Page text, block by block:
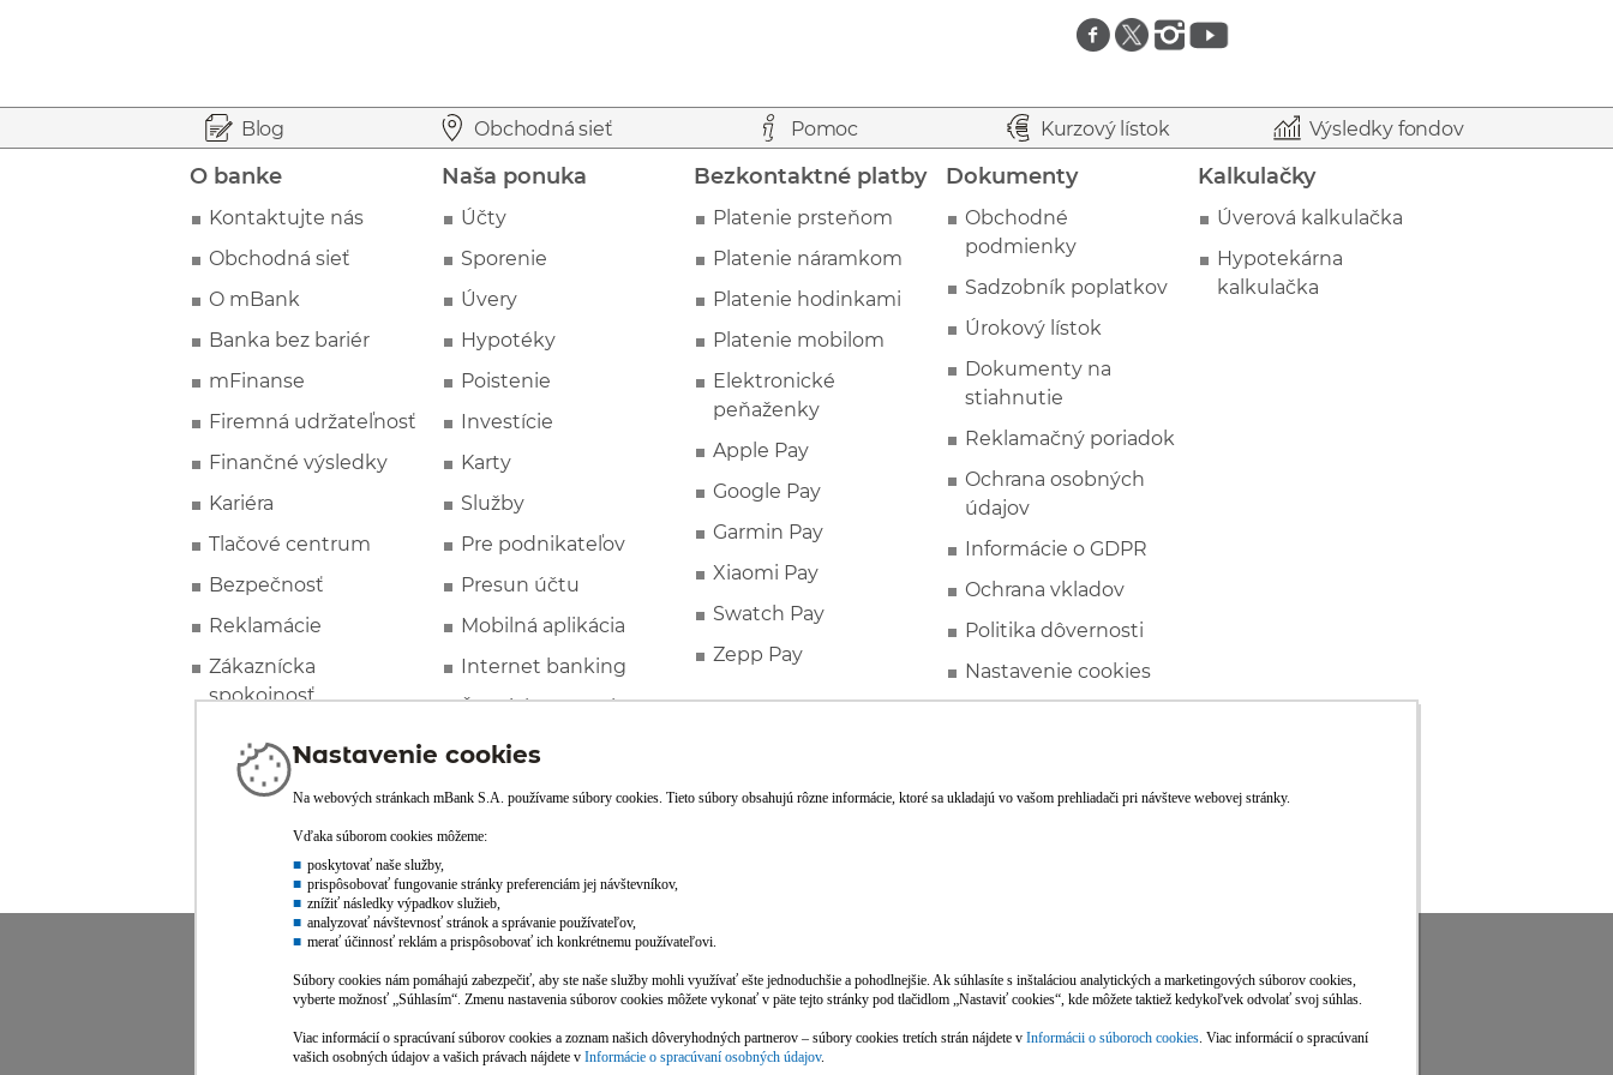
Znajdź nas na facebooku
Znajdź nas na twitterze
Znajdź nas na instagramie
Znajdź nas na youtube
Blog Obchodná sieť Pomoc Kurzový lístok Výsledky fondov
O banke
Kontaktujte nás
Obchodná sieť
O mBank
Banka bez bariér
mFinanse
Firemná udržateľnosť
Finančné výsledky
Kariéra
Tlačové centrum
Bezpečnosť
Reklamácie
Zákaznícka
spokojnosť
Naša ponuka
Účty
Sporenie
Úvery
Hypotéky
Poistenie
Investície
Karty
Služby
Pre podnikateľov
Presun účtu
Mobilná aplikácia
Internet banking
Špeciálne ponuky
Bezkontaktné platby
Platenie prsteňom
Platenie náramkom
Platenie hodinkami
Platenie mobilom
Elektronické
peňaženky
Apple Pay
Google Pay
Garmin Pay
Xiaomi Pay
Swatch Pay
Zepp Pay
Dokumenty
Obchodné
podmienky
Sadzobník poplatkov
Úrokový lístok
Dokumenty na
stiahnutie
Reklamačný poriadok
Ochrana osobných
údajov
Informácie o GDPR
Ochrana vkladov
Politika dôvernosti
Nastavenie cookies
Kalkulačky
Úverová kalkulačka
Hypotekárna
kalkulačka
Viac informácií